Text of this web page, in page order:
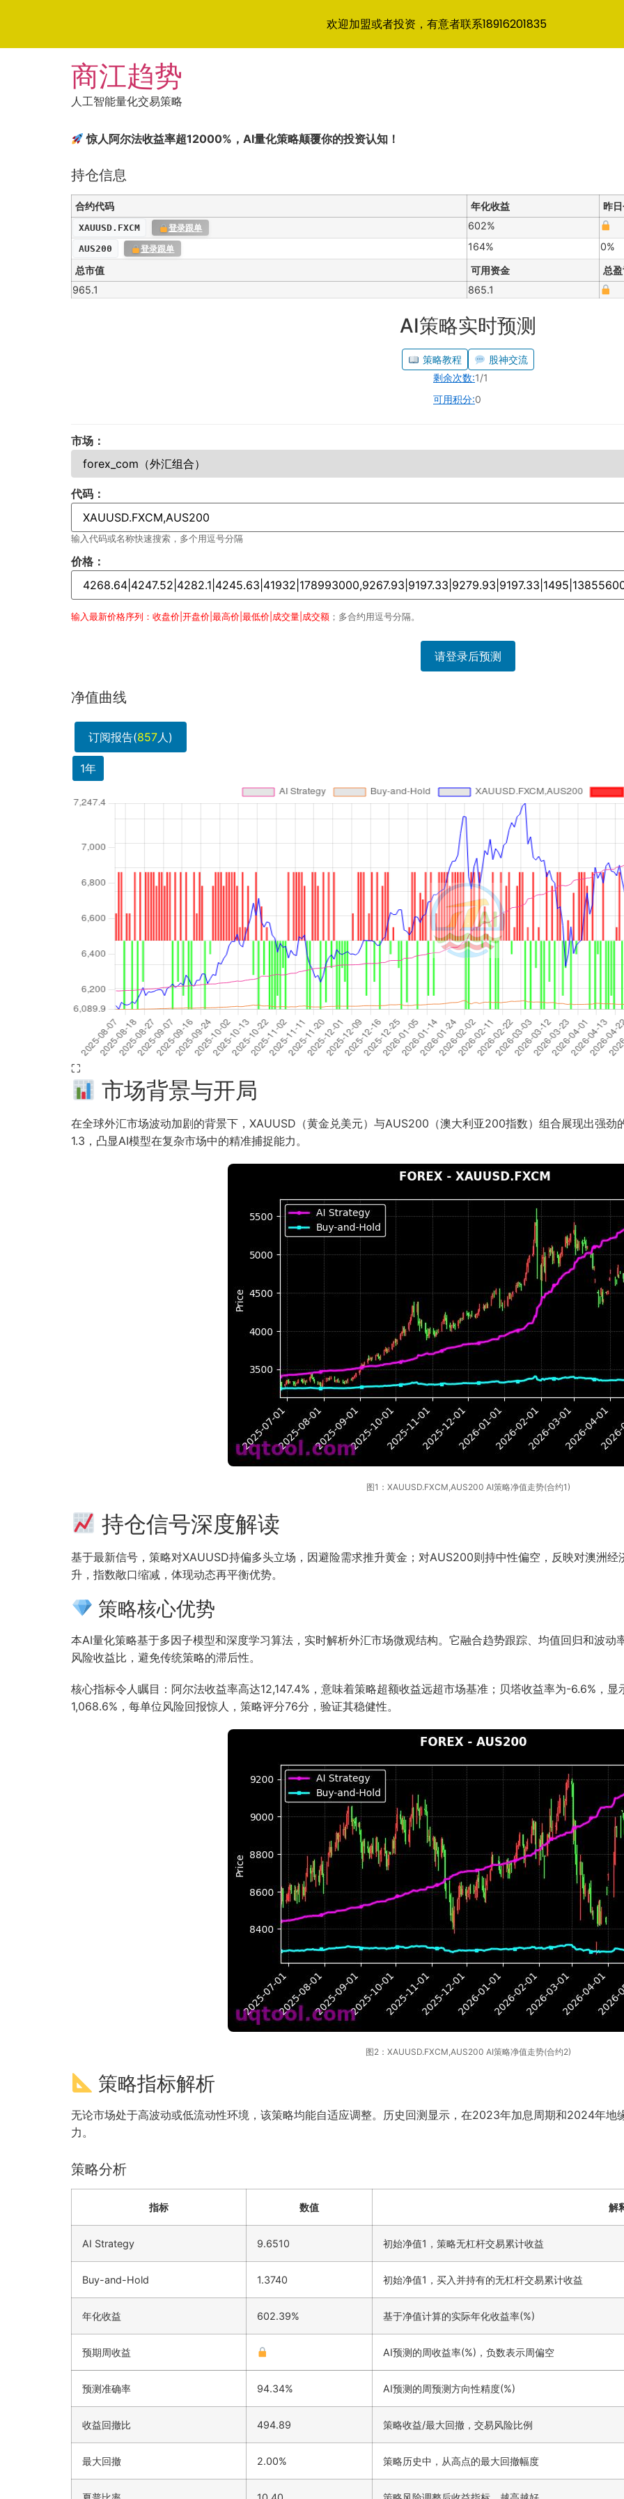
商江趋势
人工智能量化交易策略
惊人阿尔法收益率超12000%，AI量化策略颠覆你的投资认知！
持仓信息
合约代码 年化收益 昨
XAUUSD.FXCM 登录跟单 602%
AUS200 登录跟单 164%
0%
总市值
可用资金
总
965.1
865.1
AI策略实时预测
策略教程
股神交流
剩余次数:1/1
可用积分:0
市场：
代码：
输入代码或名称快速搜索，多个用逗号分隔
价格：
输入最新价格序列：收盘价|开盘价|最高价|最低价|成交量|成交额 ；多合约用逗号分隔。
请登录后预测
净值曲线
订阅报告(857人)
1年
⛶
市场背景与开局
在全球外汇市场波动加剧的背景下，XAUUSD（黄金兑美元）与AUS200（澳大利亚200指数）组合展现出强劲
1.3，凸显AI模型在复杂市场中的精准捕捉能力。
图1：XAUUSD.FXCM,AUS200 AI策略净值走势(合约1)
持仓信号深度解读
基于最新信号，策略对XAUUSD持偏多头立场，因避险需求推升黄金；对AUS200则持中性偏空，反映对澳洲
升，指数敞口缩减，体现动态再平衡优势。
策略核心优势
本AI量化策略基于多因子模型和深度学习算法，实时解析外汇市场微观结构。它融合趋势跟踪、均值回归和波
风险收益比，避免传统策略的滞后性。
核心指标令人瞩目：阿尔法收益率高达12,147.4%，意味着策略超额收益远超市场基准；贝塔收益率为-6.6%，
1,068.6%，每单位风险回报惊人，策略评分76分，验证其稳健性。
图2：XAUUSD.FXCM,AUS200 AI策略净值走势(合约2)
策略指标解析
无论市场处于高波动或低流动性环境，该策略均能自适应调整。历史回测显示，在2023年加息周期和2024年地
力。
策略分析
指标 数值 解
AI Strategy 9.6510 初始净值1，策略无杠杆交易累计收益
Buy-and-Hold 1.3740 初始净值1，买入并持有的无杠杆交易累计收益
年化收益 602.39% 基于净值计算的实际年化收益率(%)
预期周收益 AI预测的周收益率(%)，负数表示周偏空
预测准确率 94.34% AI预测的周预测方向性精度(%)
收益回撤比 494.89 策略收益/最大回撤，交易风险比例
最大回撤 2.00% 策略历史中，从高点的最大回撤幅度
欢迎加盟或者投资，有意者联系18916201835